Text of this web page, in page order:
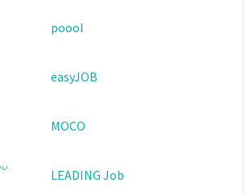
easyJOB
MOCO
LEADING Job
KBMpro